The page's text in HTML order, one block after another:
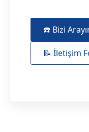
☎️ Bizi
📝 İletişim